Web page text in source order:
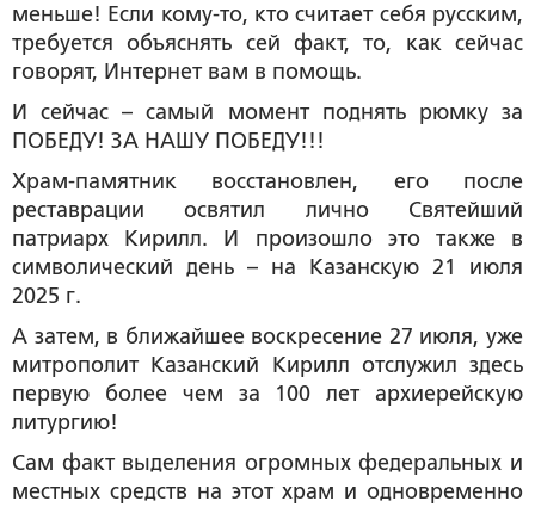
меньше! Если кому-то, кто считает себя русским,
требуется объяснять сей факт, то, как сейчас
говорят, Интернет вам в помощь.
И сейчас – самый момент поднять рюмку за
ПОБЕДУ! ЗА НАШУ ПОБЕДУ!!!
Храм-памятник восстановлен, его после
реставрации освятил лично Святейший
патриарх Кирилл. И произошло это также в
символический день – на Казанскую 21 июля
2025 г.
А затем, в ближайшее воскресение 27 июля, уже
митрополит Казанский Кирилл отслужил здесь
первую более чем за 100 лет архиерейскую
литургию!
Сам факт выделения огромных федеральных и
местных средств на этот храм и одновременно